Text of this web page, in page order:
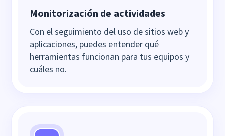
Monitorización de actividades
Con el seguimiento del uso de sitios web y
aplicaciones, puedes entender qué
herramientas funcionan para tus equipos y
cuáles no.